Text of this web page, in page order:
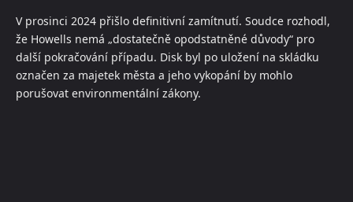
V prosinci 2024 přišlo definitivní zamítnutí. Soudce rozhodl,
že Howells nemá „dostatečně opodstatněné důvody“ pro
další pokračování případu. Disk byl po uložení na skládku
označen za majetek města a jeho vykopání by mohlo
porušovat environmentální zákony.